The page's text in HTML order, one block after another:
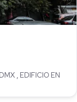
, EDIFICIO EN